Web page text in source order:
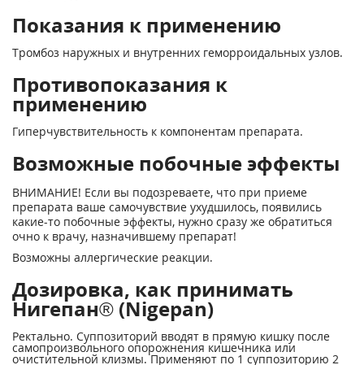
Показания к применению
Тромбоз наружных и внутренних геморроидальных узлов.
Противопоказания к
применению
Гиперчувствительность к компонентам препарата.
Возможные побочные эффекты
ВНИМАНИЕ! Если вы подозреваете, что при приеме
препарата ваше самочувствие ухудшилось, появились
какие-то побочные эффекты, нужно сразу же обратиться
очно к врачу, назначившему препарат!
Возможны аллергические реакции.
Дозировка, как принимать
Нигепан® (Nigepan)
Ректально. Суппозиторий вводят в прямую кишку после
самопроизвольного опорожнения кишечника или
очистительной клизмы. Применяют по 1 суппозиторию 2